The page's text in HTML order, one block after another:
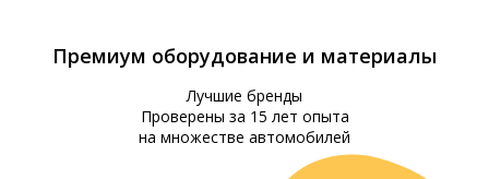
Премиум оборудование и материалы
Лучшие бренды
Проверены за 15 лет опыта
на множестве автомобилей